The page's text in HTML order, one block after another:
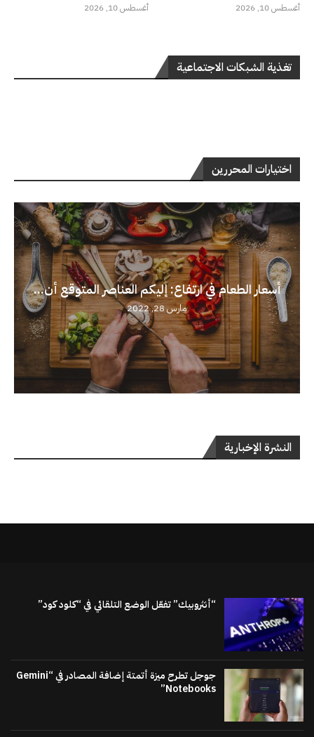
أغسطس 10, 2026 أغسطس 10, 2026
تغذية الشبكات الاجتماعية
اختيارات المحررين
أسعار الطعام في ارتفاع: إليكم العناصر المتوقع أن...
مارس 28, 2022
النشرة الإخبارية
“أنثروبيك” تفعّل الوضع التلقائي في “كلود كود”
جوجل تطرح ميزة أتمتة إضافة المصادر في “Gemini
Notebooks”